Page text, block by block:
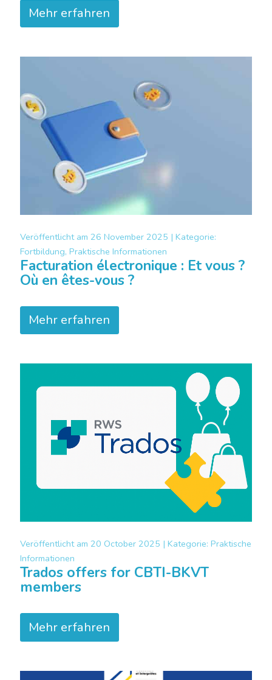
Mehr erfahren
Veröffentlicht am 26 November 2025 | Kategorie:
Fortbildung, Praktische Informationen
Facturation électronique : Et vous ?
Où en êtes-vous ?
Mehr erfahren
Veröffentlicht am 20 October 2025 | Kategorie: Praktische
Informationen
Trados offers for CBTI-BKVT
members
Mehr erfahren